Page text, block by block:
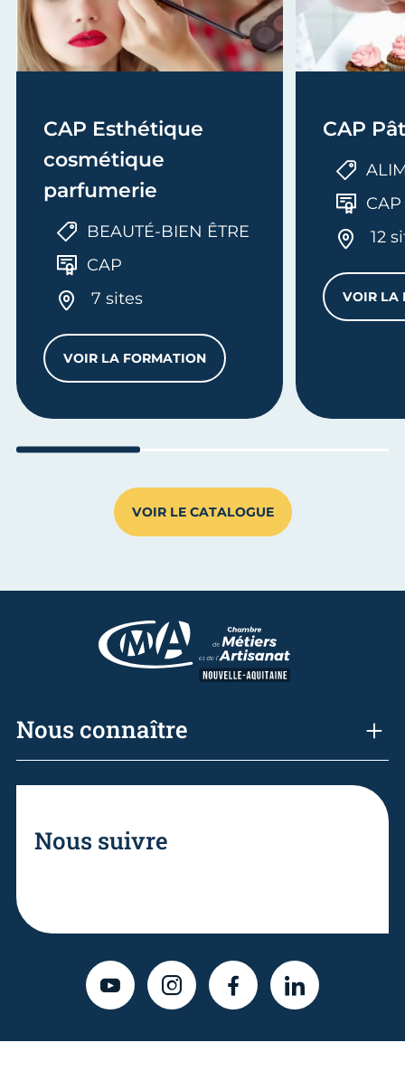
BÂTIMENT - OPTION MÉTALLERIE
CAP Esthétique
cosmétique
parfumerie
BEAUTÉ-BIEN ÊTRE
CAP
7 sites
VOIR LA FORMATIONCAP ESTHÉTIQUE COSMÉTIQUE
CAP
CAP
12
VOIR LA
VOIR LE CATALOGUE
Nous connaître
Nous suivre
YOUTUBEINSTAGRAMFACEBOOKLINKEDIN